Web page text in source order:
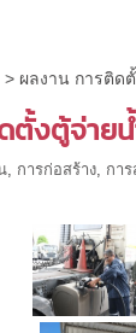
> ผลงาน การติด
ตั้งตู้จ่าย
, การก่อสร้าง, กา